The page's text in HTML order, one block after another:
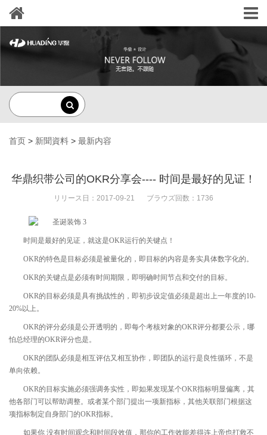
首页 > 新聞資料 > 最新内容
华鼎织带公司的OKR分享会---- 时间是最好的见证！
リリース日：2017-09-21 ブラウズ回数：1736
时间是最好的见证，就这是OKR运行的关键点！
OKR的特色是目标必须是被量化的，即目标的内容是务实具体数字化的。
OKR的关键点是必须有时间期限，即明确时间节点和交付的目标。
OKR的目标必须是具有挑战性的，即初步设定值必须是超出上一年度的10-
20%以上。
OKR的评分必须是公开透明的，即每个考核对象的OKR评分都要公示，哪
怕总经理的OKR评分也是。
OKR的团队必须是相互评估又相互协作，即团队的运行是良性循环，不是
单向依赖。
OKR的目标实施必须强调务实性，即如果发现某个OKR指标明显偏离，其
他各部门可以帮助调整。或者某个部门提出一项新指标，其他关联部门根据这
项指标制定自身部门的OKR指标。
如果你 没有时间观念和时间段效值，那你的工作效能差得连上帝也打救不